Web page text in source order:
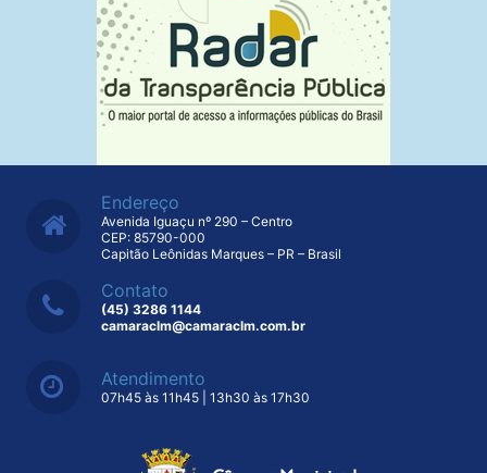
Endereço
Avenida Iguaçu nº 290 – Centro
CEP: 85790-000
Capitão Leônidas Marques – PR – Brasil
Contato
(45) 3286 1144
camaraclm@camaraclm.com.br
Atendimento
07h45 às 11h45 | 13h30 às 17h30